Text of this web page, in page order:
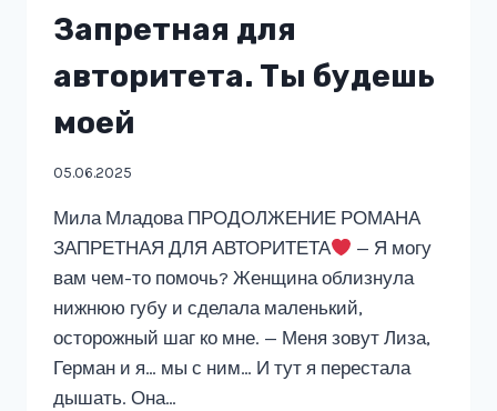
Запретная для
авторитета. Ты будешь
моей
05.06.2025
Мила Младова ПРОДОЛЖЕНИЕ РОМАНА
ЗАПРЕТНАЯ ДЛЯ АВТОРИТЕТА
— Я могу
вам чем-то помочь? Женщина облизнула
нижнюю губу и сделала маленький,
осторожный шаг ко мне. — Меня зовут Лиза,
Герман и я… мы с ним… И тут я перестала
дышать. Она…